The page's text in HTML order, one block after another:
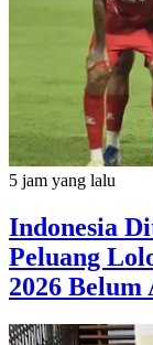
5 jam yang lalu
Indonesia
Peluang
2026 Belum